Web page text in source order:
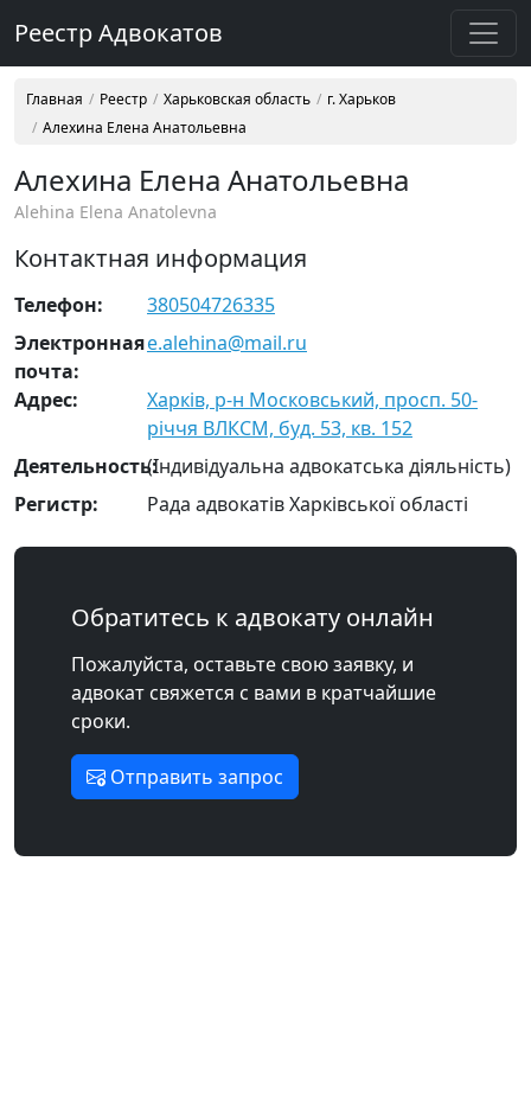
Реестр Адвокатов
Главная Реестр Харьковская область
г. Харьков
Алехина Елена Анатольевна
Алехина Елена Анатольевна
Alehina Elena Anatolevna
Контактная информация
Телефон:
380504726335
Электронная
почта:
e.alehina@mail.ru
Адрес:
Харків, р-н Московський, просп. 50-
річчя ВЛКСМ, буд. 53, кв. 152
Деятельность:(Індивідуальна адвокатська діяльність)
Регистр:
Рада адвокатів Харківської області
Обратитесь к адвокату онлайн
Пожалуйста, оставьте свою заявку, и
адвокат свяжется с вами в кратчайшие
сроки.
Отправить запрос